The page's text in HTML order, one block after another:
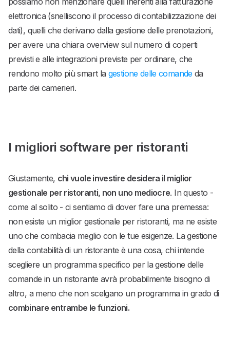
elettronica (snelliscono il processo di contabilizzazione dei
dati), quelli che derivano dalla gestione delle prenotazioni,
per avere una chiara overview sul numero di coperti
previsti e alle integrazioni previste per ordinare, che
rendono molto più smart la gestione delle comandeda
parte dei camerieri.
I migliori software per ristoranti
Giustamente, chi vuole investire desidera il miglior
gestionale per ristoranti, non uno mediocre. In questo -
come al solito - ci sentiamo di dover fare una premessa:
non esiste un miglior gestionale per ristoranti, ma ne esiste
uno che combacia meglio con le tue esigenze. La gestione
della contabilità di un ristorante è una cosa, chi intende
scegliere un programma specifico per la gestione delle
comande in un ristorante avrà probabilmente bisogno di
altro, a meno che non scelgano un programma in grado di
combinare entrambe le funzioni.